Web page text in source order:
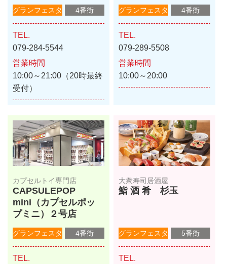
グランフェスタ 4番街
TEL.
079-284-5544
営業時間
10:00～21:00（20時最終
受付）
グランフェスタ 4番街
TEL.
079-289-5508
営業時間
10:00～20:00
カプセルトイ専門店
CAPSULEPOP
mini（カプセルポッ
プミニ）２号店
グランフェスタ 4番街
TEL.
大衆寿司居酒屋
鮨 酒 肴 杉玉
グランフェスタ 5番街
TEL.